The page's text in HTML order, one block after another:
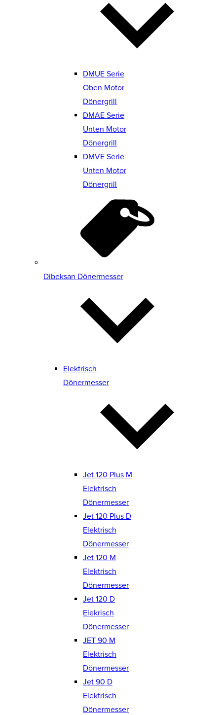
DMUE Serie
Oben Motor
Dönergrill
DMAE Serie
Unten Motor
Dönergrill
DMVE Serie
Unten Motor
Dönergrill
Dibeksan Dönermesser
Elektrisch
Dönermesser
Jet 120 Plus M
Elektrisch
Dönermesser
Jet 120 Plus D
Elektrisch
Dönermesser
Jet 120 M
Elektrisch
Dönermesser
Jet 120 D
Elekrisch
Dönermesser
JET 90 M
Elektrisch
Dönermesser
Jet 90 D
Elektrisch
Dönermesser